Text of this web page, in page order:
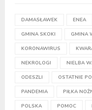
DAMASŁAWEK ENEA
GMINA SKOKI GMINA
KORONAWIRUS
NEKROLOGI NIELBA
ODESZLI OSTATNIE
PANDEMIA PIŁKA
POLSKA POMOC